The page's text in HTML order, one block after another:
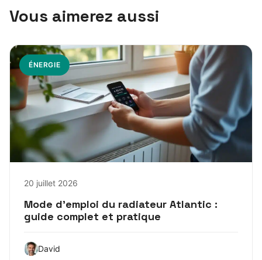
Vous aimerez aussi
ÉNERGIE
20 juillet 2026
Mode d’emploi du radiateur Atlantic :
guide complet et pratique
David